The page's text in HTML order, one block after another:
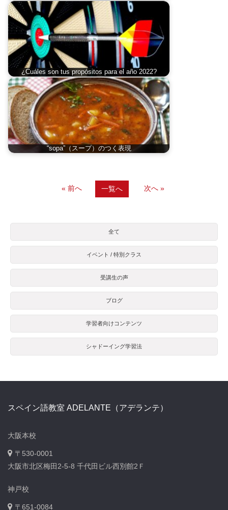
¿Cuáles son tus propósitos para el año 2022?
“sopa”（スープ）のつく表現
« 前へ 一覧へ 次へ »
全て
イベント / 特別クラス
受講生の声
ブログ
学習者向けコンテンツ
シャドーイング学習法
スペイン語教室 ADELANTE（アデランテ）
大阪本校
〒530-0001
大阪市北区梅田2-5-8 千代田ビル西別館2Ｆ
神戸校
〒651-0084